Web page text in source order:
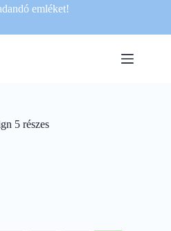
emléket!
5 részes